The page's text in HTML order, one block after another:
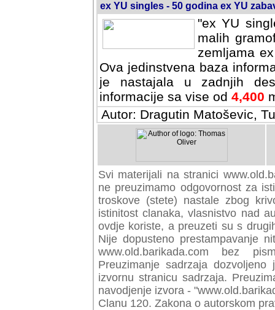
ex YU singles - 50 godina ex YU
"ex YU
malih
zemljama
Ova jedinstvena baza
je nastajala u zadnjih
informacije sa vise od 4,400
Autor: Dragutin Matoševic,
Svi materijali na stranici
preuzimamo odgovornost za
troskove (stete) nastale zbog
istinitost clanaka, vlasnistvo nad
ovdje koriste, a preuzeti su s
Nije dopusteno prestampavanje
www.old.barikada.com bez
Preuzimanje sadrzaja
izvornu stranicu sadrzaja.
navodjenje izvora -
Clanu 120. Zakona o autorskom